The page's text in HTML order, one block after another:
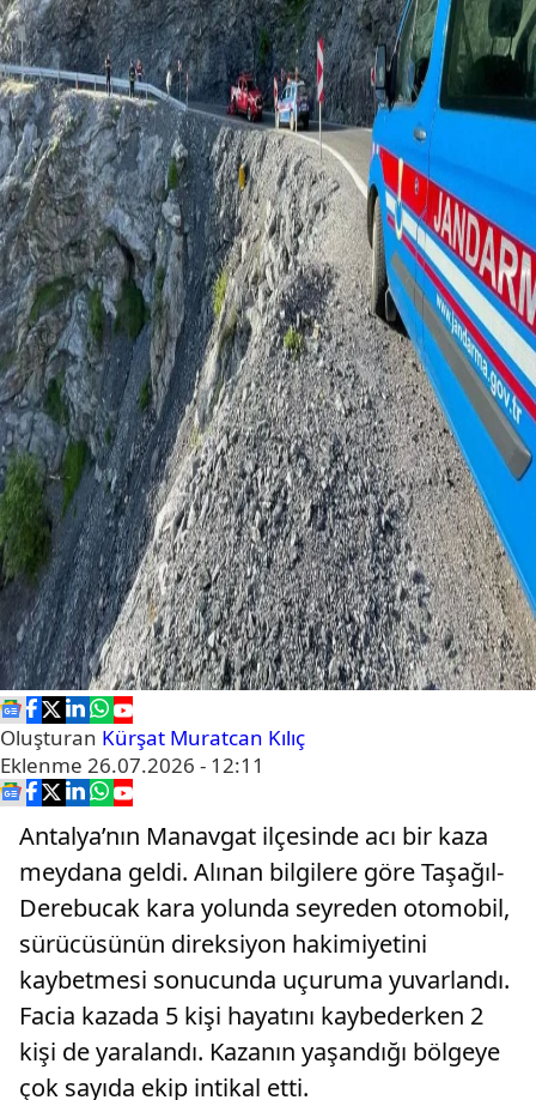
Oluşturan Kürşat Muratcan Kılıç
Eklenme 26.07.2026 - 12:11
Antalya’nın Manavgat ilçesinde acı bir kaza
meydana geldi. Alınan bilgilere göre Taşağıl-
Derebucak kara yolunda seyreden otomobil,
sürücüsünün direksiyon hakimiyetini
kaybetmesi sonucunda uçuruma yuvarlandı.
Facia kazada 5 kişi hayatını kaybederken 2
kişi de yaralandı. Kazanın yaşandığı bölgeye
çok sayıda ekip intikal etti.